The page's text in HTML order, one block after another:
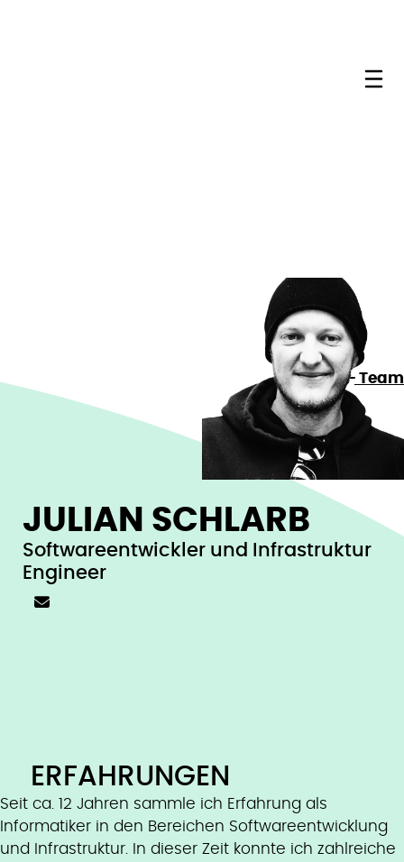
Team
JULIAN SCHLARB
Softwareentwickler und Infrastruktur
Engineer
ERFAHRUNGEN
Seit ca. 12 Jahren sammle ich Erfahrung als
Informatiker in den Bereichen Softwareentwicklung
und Infrastruktur. In dieser Zeit konnte ich zahlreiche